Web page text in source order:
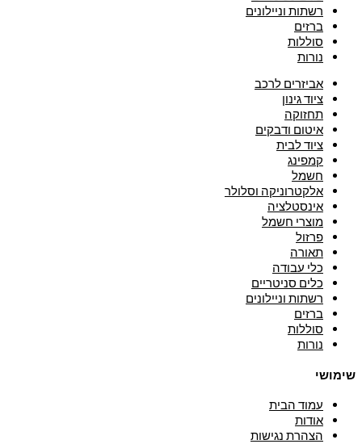
רשתות וניילונים
ברזים
סוללות
נורות
אביזרים לרכב
ציוד גינון
תחזוקה
איטום ודבקים
ציוד לבית
קמפינג
חשמל
אלקטרוניקה וסלולר
אינסטלציה
מוצרי חשמל
פרזול
תאורה
כלי עבודה
כלים סניטריים
רשתות וניילונים
ברזים
סוללות
נורות
שימושי
עמוד הבית
אודות
הצהרת נגישות